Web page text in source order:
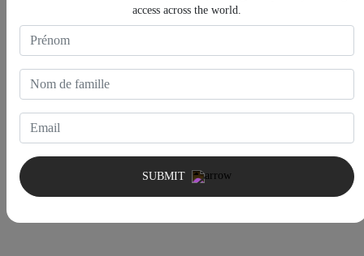
access across the world.
SUBMIT